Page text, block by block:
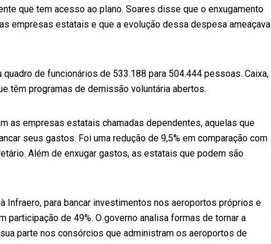
que tem acesso ao plano. Soares disse que o enxugamento
empresas estatais e que a evolução dessa despesa ameaçava
de funcionários de 533.188 para 504.444 pessoas. Caixa,
têm programas de demissão voluntária abertos.
as empresas estatais chamadas dependentes, aquelas que
seus gastos. Foi uma redução de 9,5% em comparação com
Além de enxugar gastos, as estatais que podem são
Infraero, para bancar investimentos nos aeroportos próprios e
de 49%. O governo analisa formas de tornar a
parte nos consórcios que administram os aeroportos de